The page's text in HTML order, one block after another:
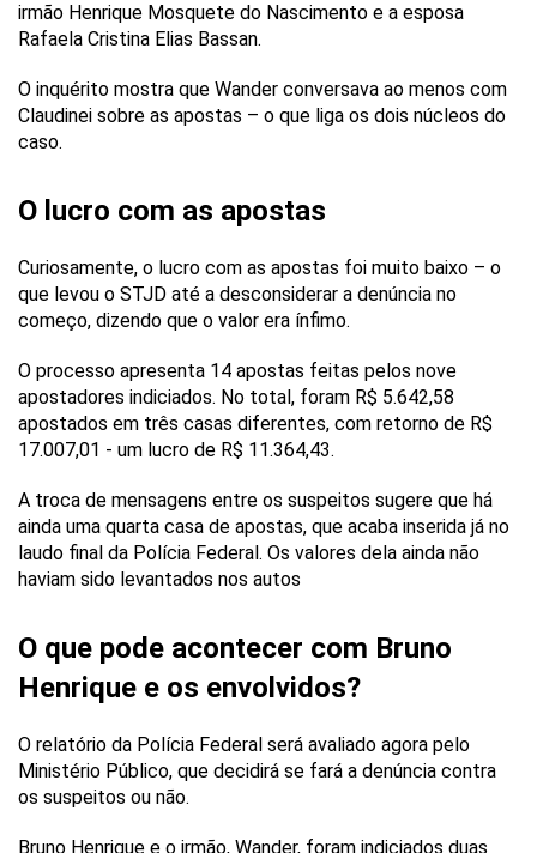
irmão Henrique Mosquete do Nascimento e a esposa
Rafaela Cristina Elias Bassan.
O inquérito mostra que Wander conversava ao menos com
Claudinei sobre as apostas – o que liga os dois núcleos do
caso.
O lucro com as apostas
Curiosamente, o lucro com as apostas foi muito baixo – o
que levou o STJD até a desconsiderar a denúncia no
começo, dizendo que o valor era ínfimo.
O processo apresenta 14 apostas feitas pelos nove
apostadores indiciados. No total, foram R$ 5.642,58
apostados em três casas diferentes, com retorno de R$
17.007,01 - um lucro de R$ 11.364,43.
A troca de mensagens entre os suspeitos sugere que há
ainda uma quarta casa de apostas, que acaba inserida já no
laudo final da Polícia Federal. Os valores dela ainda não
haviam sido levantados nos autos
O que pode acontecer com Bruno
Henrique e os envolvidos?
O relatório da Polícia Federal será avaliado agora pelo
Ministério Público, que decidirá se fará a denúncia contra
os suspeitos ou não.
Bruno Henrique e o irmão, Wander, foram indiciados duas